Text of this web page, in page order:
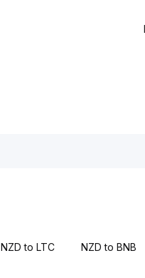
NZD to BNB
NZD to LTC